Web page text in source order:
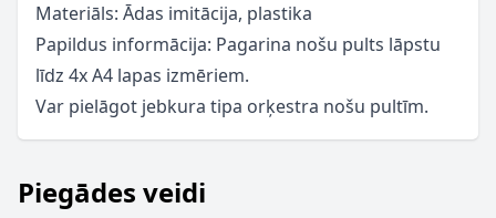
Materiāls: Ādas imitācija, plastika
Papildus informācija: Pagarina nošu pults lāpstu
līdz 4x A4 lapas izmēriem.
Var pielāgot jebkura tipa orķestra nošu pultīm.
Piegādes veidi